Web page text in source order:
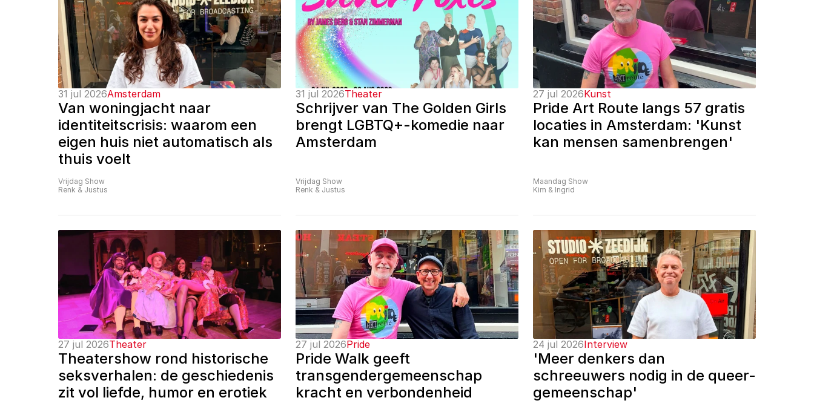
31 jul 2026Amsterdam
Van woningjacht naar
identiteitscrisis: waarom een
eigen huis niet automatisch als
thuis voelt
Vrijdag Show
Renk & Justus
31 jul 2026Theater
Schrijver van The Golden Girls
brengt LGBTQ+-komedie naar
Amsterdam
Vrijdag Show
Renk & Justus
27 jul 2026Kunst
Pride Art Route langs 57 gratis
locaties in Amsterdam: 'Kunst
kan mensen samenbrengen'
Maandag Show
Kim & Ingrid
27 jul 2026Theater
Theatershow rond historische
seksverhalen: de geschiedenis
zit vol liefde, humor en erotiek
27 jul 2026Pride
Pride Walk geeft
transgendergemeenschap
kracht en verbondenheid
24 jul 2026Interview
'Meer denkers dan
schreeuwers nodig in de queer-
gemeenschap'